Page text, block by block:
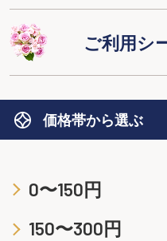
ご利用シ
価格帯から選ぶ
0〜150円
150〜300円